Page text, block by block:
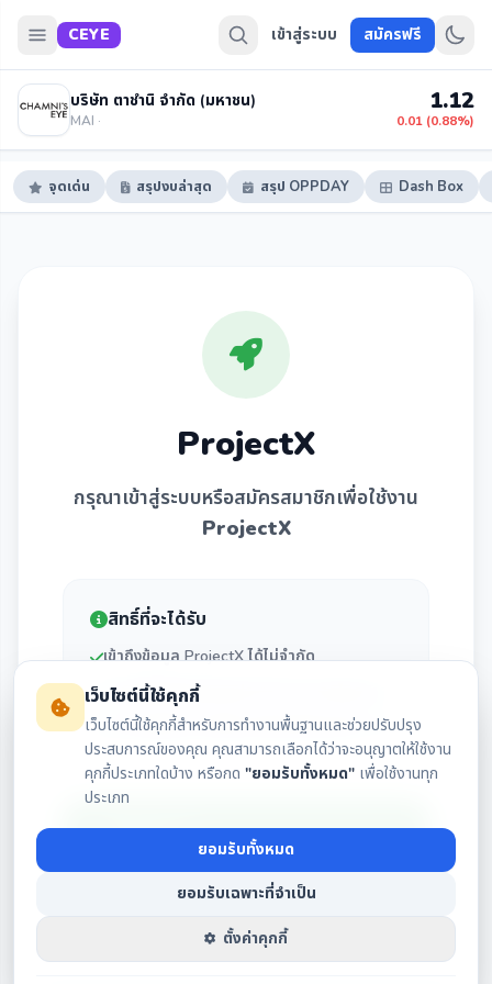
CEYE เข้าสู่ระบบ สมัครฟรี
บริษัท ตาชำนิ จำกัด (มหาชน)
MAI ·
1.12
0.01 (0.88%)
จุดเด่น สรุปงบล่าสุด สรุป OPPDAY Dash Box
ProjectX
กรุณาเข้าสู่ระบบหรือสมัครสมาชิกเพื่อใช้งาน
ProjectX
สิทธิ์ที่จะได้รับ
เข้าถึงข้อมูล ProjectX ได้ไม่จำกัด
กราฟเปรียบเทียบผลประกอบการรายไตรมาส
ตารางสรุปงบการเงินและปันผลย้อนหลัง 15 ปี
เข้าสู่ระบบ
สมัครสมาชิก
เว็บไซต์นี้ใช้คุกกี้
เว็บไซต์นี้ใช้คุกกี้สำหรับการทำงานพื้นฐานและช่วยปรับปรุง
ประสบการณ์ของคุณ คุณสามารถเลือกได้ว่าจะอนุญาตให้ใช้งาน
คุกกี้ประเภทใดบ้าง หรือกด "ยอมรับทั้งหมด" เพื่อใช้งานทุก
ประเภท
ยอมรับทั้งหมด
ยอมรับเฉพาะที่จำเป็น
ตั้งค่าคุกกี้